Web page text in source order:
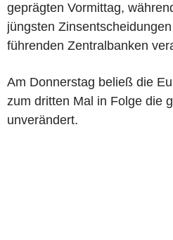
geprägten Vormittag,
jüngsten
führenden Zentralbanken
Am Donnerstag beließ die
zum dritten Mal in Folge die
unverändert.